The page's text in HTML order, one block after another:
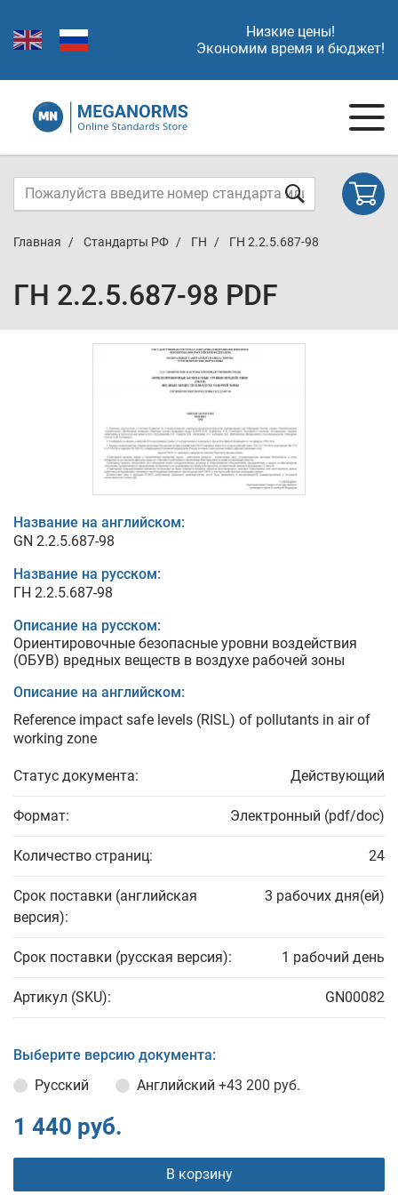
Низкие цены!
Экономим время и бюджет!
Главная Стандарты РФ ГН ГН 2.2.5.687-98
ГН 2.2.5.687-98 PDF
Название на английском:
GN 2.2.5.687-98
Название на русском:
ГН 2.2.5.687-98
Описание на русском:
Ориентировочные безопасные уровни воздействия
(ОБУВ) вредных веществ в воздухе рабочей зоны
Описание на английском:
Reference impact safe levels (RISL) of pollutants in air of
working zone
Статус документа: Действующий
Формат: Электронный (pdf/doc)
Количество страниц: 24
Срок поставки (английская
версия):
3 рабочих дня(ей)
Срок поставки (русская версия): 1 рабочий день
Артикул (SKU): GN00082
Выберите версию документа:
Русский
Английский +43 200 руб.
1 440 руб.
В корзину